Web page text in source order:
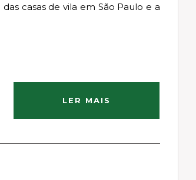
casas de vila em São Paulo e a
LER MAIS